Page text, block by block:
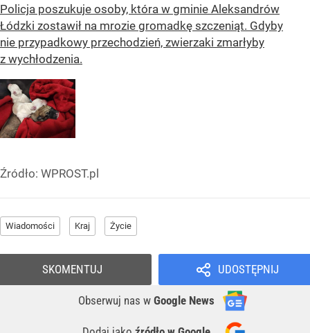
Policja poszukuje osoby, która w gminie Aleksandrów
Łódzki zostawił na mrozie gromadkę szczeniąt. Gdyby
nie przypadkowy przechodzień, zwierzaki zmarłyby
z wychłodzenia.
Źródło: WPROST.pl
Wiadomości Kraj Życie
UDOSTĘPNIJ
Obserwuj nas w Google News
SKOMENTUJ